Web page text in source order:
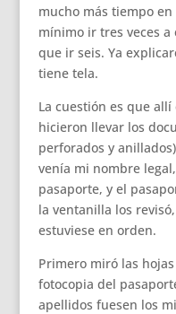
mucho más tiempo
mínimo ir tres veces
que ir seis. Ya
tiene tela.
La cuestión es que
hicieron llevar los
perforados y
venía mi nombre
pasaporte, y el
la ventanilla los
estuviese en orden.
Primero miró las
fotocopia del
apellidos fuesen los